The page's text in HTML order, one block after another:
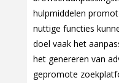
hulpmiddelen
nuttige functies
doel vaak het
het genereren van
gepromote